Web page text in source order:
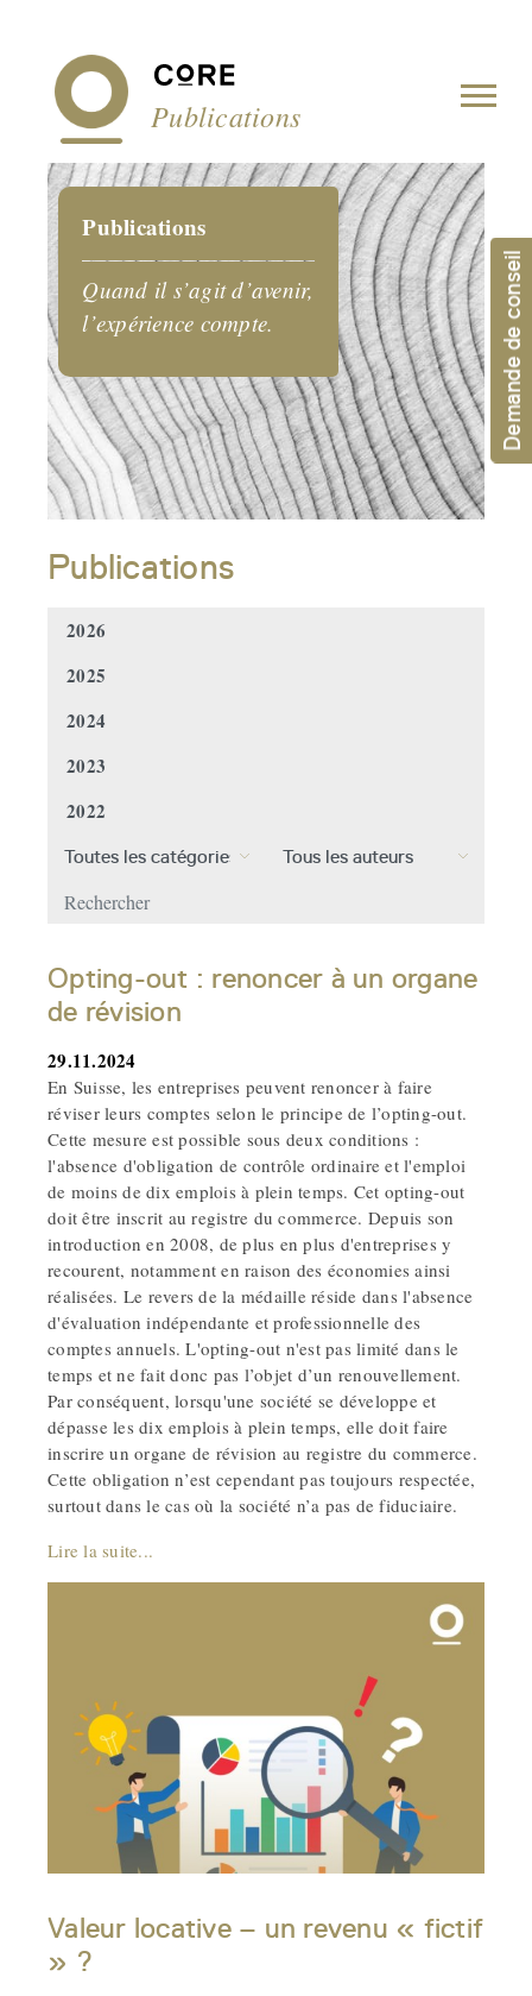
Publications
Publications
Quand il s’agit d’avenir,
l’expérience compte.
Publications
2026
2025
2024
2023
2022
Opting-out : renoncer à un organe
de révision
29.11.2024
En Suisse, les entreprises peuvent renoncer à faire
réviser leurs comptes selon le principe de l’opting-out.
Cette mesure est possible sous deux conditions :
l'absence d'obligation de contrôle ordinaire et l'emploi
de moins de dix emplois à plein temps. Cet opting-out
doit être inscrit au registre du commerce. Depuis son
introduction en 2008, de plus en plus d'entreprises y
recourent, notamment en raison des économies ainsi
réalisées. Le revers de la médaille réside dans l'absence
d'évaluation indépendante et professionnelle des
comptes annuels. L'opting-out n'est pas limité dans le
temps et ne fait donc pas l’objet d’un renouvellement.
Par conséquent, lorsqu'une société se développe et
dépasse les dix emplois à plein temps, elle doit faire
inscrire un organe de révision au registre du commerce.
Cette obligation n’est cependant pas toujours respectée,
surtout dans le cas où la société n’a pas de fiduciaire.
Lire la suite...
Valeur locative – un revenu « fictif
» ?
Demande de conseil